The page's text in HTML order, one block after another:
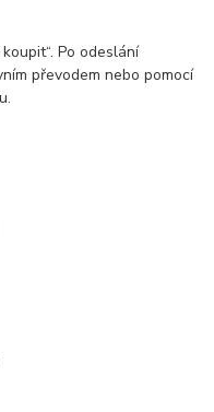
Po odeslání
převodem nebo pomocí